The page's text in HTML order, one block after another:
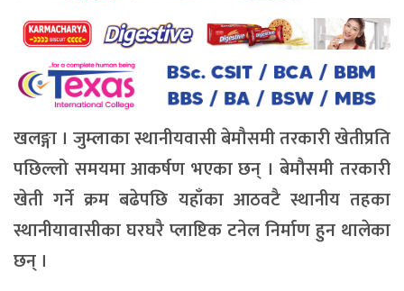
खलङ्गा । जुम्लाका स्थानीयवासी बेमौसमी तरकारी खेतीप्रति
पछिल्लो समयमा आकर्षण भएका छन् । बेमौसमी तरकारी
खेती गर्ने क्रम बढेपछि यहाँका आठवटै स्थानीय तहका
स्थानीयावासीका घरघरै प्लाष्टिक टनेल निर्माण हुन थालेका
छन् ।